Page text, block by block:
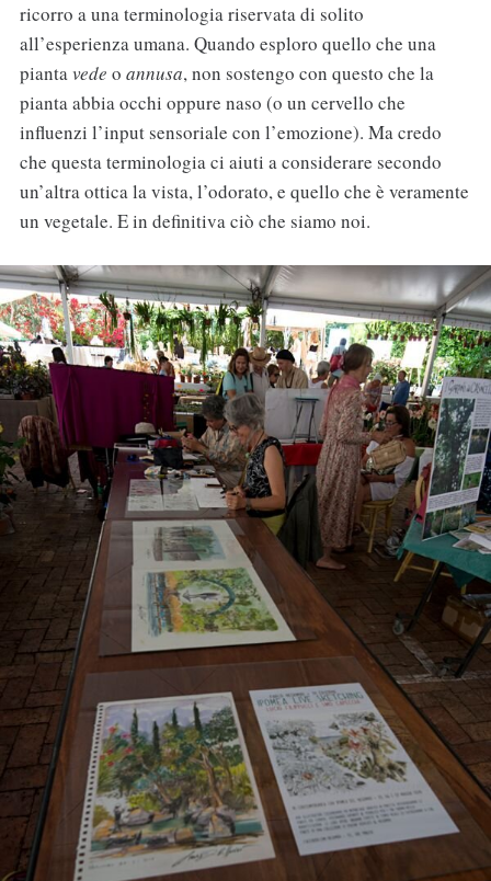
ricorro a una terminologia riservata di solito
all’esperienza umana. Quando esploro quello che una
piantavede o annusa, non sostengo con questo che la
pianta abbia occhi oppure naso (o un cervello che
influenzi l’input sensoriale con l’emozione). Ma credo
che questa terminologia ci aiuti a considerare secondo
un’altra ottica la vista, l’odorato, e quello che è veramente
un vegetale. E in definitiva ciò che siamo noi.